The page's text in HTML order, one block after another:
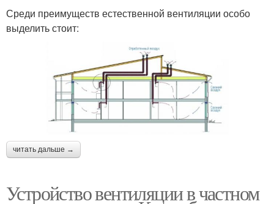
Среди преимуществ естественной вентиляции особо
выделить стоит:
читать дальше →
Устройство вентиляции в частном